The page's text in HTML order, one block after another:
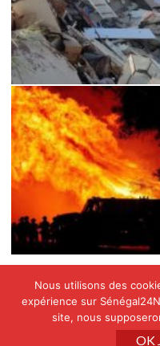
Copyright © All rights
APINAE GROUP|
Nous utilisons des
expérience sur
site, nous
OK